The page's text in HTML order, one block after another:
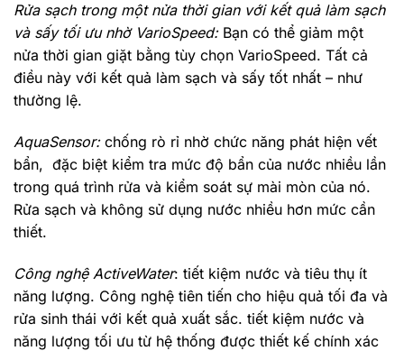
Rửa sạch trong một nửa thời gian với kết quả làm sạch
và sấy tối ưu nhờ VarioSpeed: Bạn có thể giảm một
nửa thời gian giặt bằng tùy chọn VarioSpeed. Tất cả
điều này với kết quả làm sạch và sấy tốt nhất – như
thường lệ.
AquaSensor:chống rò rỉ nhờ chức năng phát hiện vết
bẩn, đặc biệt kiểm tra mức độ bẩn của nước nhiều lần
trong quá trình rửa và kiểm soát sự mài mòn của nó.
Rửa sạch và không sử dụng nước nhiều hơn mức cần
thiết.
Công nghệ ActiveWater: tiết kiệm nước và tiêu thụ ít
năng lượng. Công nghệ tiên tiến cho hiệu quả tối đa và
rửa sinh thái với kết quả xuất sắc. tiết kiệm nước và
năng lượng tối ưu từ hệ thống được thiết kế chính xác